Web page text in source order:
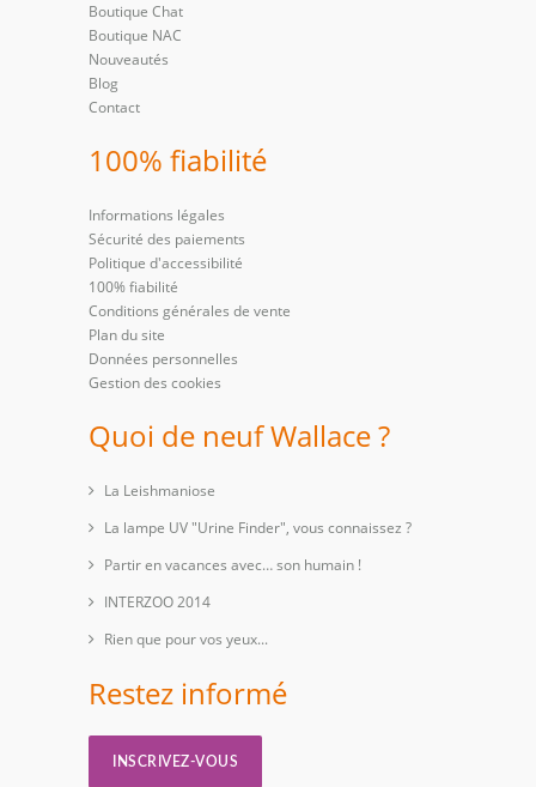
Boutique Chat
Boutique NAC
Nouveautés
Blog
Contact
100% fiabilité
Informations légales
Sécurité des paiements
Politique d'accessibilité
100% fiabilité
Conditions générales de vente
Plan du site
Données personnelles
Gestion des cookies
Quoi de neuf Wallace ?
La Leishmaniose
La lampe UV "Urine Finder", vous connaissez ?
Partir en vacances avec… son humain !
INTERZOO 2014
Rien que pour vos yeux...
Restez informé
INSCRIVEZ-VOUS